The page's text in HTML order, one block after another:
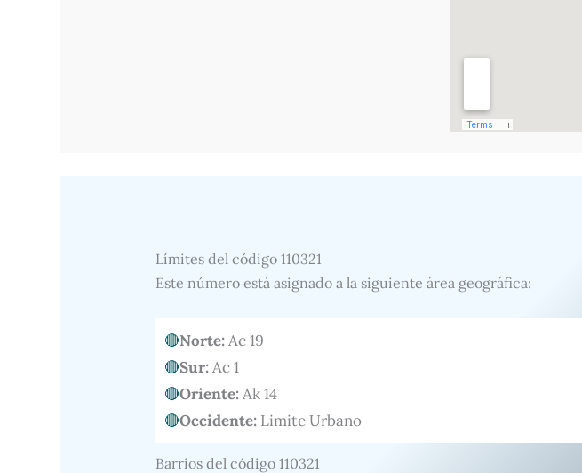
Límites del código 110321
Este número está asignado a la siguiente área geográfica:
Norte:Ac 19
Sur:Ac 1
Oriente:Ak 14
Occidente: Limite Urbano
Barrios del código 110321